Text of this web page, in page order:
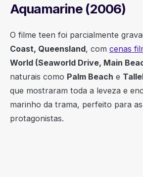
Aquamarine (2006)
O filme teen foi parcialmente
Coast, Queensland, com cenas
World (Seaworld Drive, Main
naturais como Palm Beach e
que mostraram toda a leveza e
marinho da trama, perfeito para
protagonistas.